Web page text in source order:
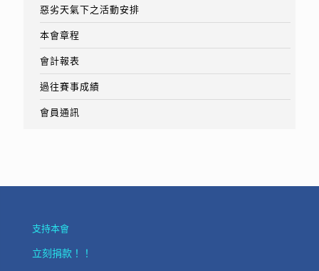
惡劣天氣下之活動安排
本會章程
會計報表
過往賽事成績
會員通訊
支持本會
立刻捐款！！